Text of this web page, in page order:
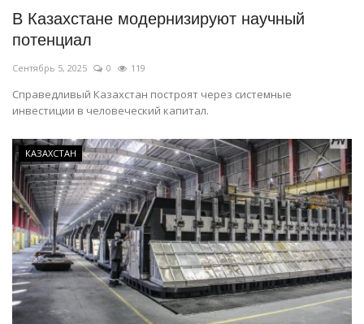
В Казахстане модернизируют научный
потенциал
Сентябрь 5, 2025 0 119
Справедливый Казахстан построят через системные
инвестиции в человеческий капитал.
КАЗАХСТАН